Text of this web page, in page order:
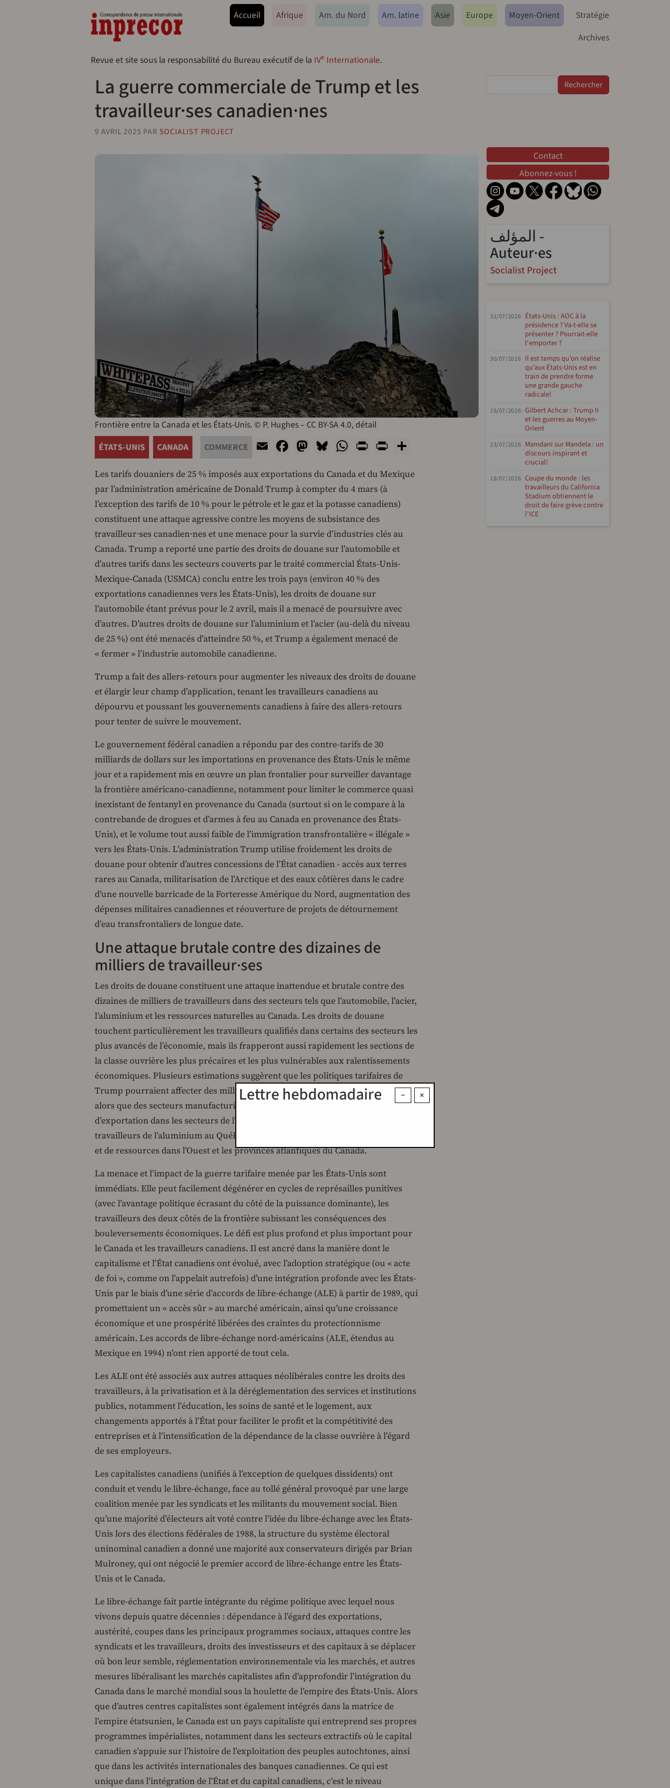
Navegação principal
Accueil Afrique Am. du Nord Am. latine Asie Europe Moyen-Orient
Stratégie
Archives
Revue et site sous la responsabilité du Bureau exécutif de la IVe Internationale.
La guerre commerciale de Trump et les
travailleur·ses canadien·nes
9 AVRIL 2025 PAR SOCIALIST PROJECT
Frontière entre la Canada et les États-Unis. © P. Hughes – CC BY-SA 4.0, détail
ÉTATS-UNIS
CANADA COMMERCE EmailFacebook
Mastodon
Bluesky
WhatsApp
PrintPrintFriendly
Les tarifs douaniers de 25 % imposés aux exportations du Canada et du Mexique
par l’administration américaine de Donald Trump à compter du 4 mars (à
l’exception des tarifs de 10 % pour le pétrole et le gaz et la potasse canadiens)
constituent une attaque agressive contre les moyens de subsistance des
travailleur·ses canadien·nes et une menace pour la survie d’industries clés au
Canada. Trump a reporté une partie des droits de douane sur l’automobile et
d’autres tarifs dans les secteurs couverts par le traité commercial États-Unis-
Mexique-Canada (USMCA) conclu entre les trois pays (environ 40 % des
exportations canadiennes vers les États-Unis), les droits de douane sur
l’automobile étant prévus pour le 2 avril, mais il a menacé de poursuivre avec
d’autres. D’autres droits de douane sur l’aluminium et l’acier (au-delà du niveau
de 25 %) ont été menacés d’atteindre 50 %, et Trump a également menacé de
« fermer » l’industrie automobile canadienne.
Trump a fait des allers-retours pour augmenter les niveaux des droits de douane
et élargir leur champ d’application, tenant les travailleurs canadiens au
dépourvu et poussant les gouvernements canadiens à faire des allers-retours
pour tenter de suivre le mouvement.
Le gouvernement fédéral canadien a répondu par des contre-tarifs de 30
milliards de dollars sur les importations en provenance des États-Unis le même
jour et a rapidement mis en œuvre un plan frontalier pour surveiller davantage
la frontière américano-canadienne, notamment pour limiter le commerce quasi
inexistant de fentanyl en provenance du Canada (surtout si on le compare à la
contrebande de drogues et d’armes à feu au Canada en provenance des États-
Unis), et le volume tout aussi faible de l’immigration transfrontalière « illégale »
vers les États-Unis. L’administration Trump utilise froidement les droits de
douane pour obtenir d’autres concessions de l’État canadien - accès aux terres
rares au Canada, militarisation de l’Arctique et des eaux côtières dans le cadre
d’une nouvelle barricade de la Forteresse Amérique du Nord, augmentation des
dépenses militaires canadiennes et réouverture de projets de détournement
d’eau transfrontaliers de longue date.
Une attaque brutale contre des dizaines de
milliers de travailleur·ses
Les droits de douane constituent une attaque inattendue et brutale contre des
dizaines de milliers de travailleurs dans des secteurs tels que l’automobile, l’acier,
l’aluminium et les ressources naturelles au Canada. Les droits de douane
touchent particulièrement les travailleurs qualifiés dans certains des secteurs les
plus avancés de l’économie, mais ils frapperont aussi rapidement les sections de
la classe ouvrière les plus précaires et les plus vulnérables aux ralentissements
économiques. Plusieurs estimations suggèrent que les politiques tarifaires de
Trump pourraient affecter des millions de travailleurs et leurs communautés,
alors que des secteurs manufacturiers clés sont menacés de perdre des marchés
d’exportation dans les secteurs de l’automobile et de l’acier en Ontario, les
travailleurs de l’aluminium au Québec, et les exportations de produits agricoles
et de ressources dans l’Ouest et les provinces atlantiques du Canada.
La menace et l’impact de la guerre tarifaire menée par les États-Unis sont
immédiats. Elle peut facilement dégénérer en cycles de représailles punitives
(avec l’avantage politique écrasant du côté de la puissance dominante), les
travailleurs des deux côtés de la frontière subissant les conséquences des
bouleversements économiques. Le défi est plus profond et plus important pour
le Canada et les travailleurs canadiens. Il est ancré dans la manière dont le
capitalisme et l’État canadiens ont évolué, avec l’adoption stratégique (ou « acte
de foi », comme on l’appelait autrefois) d’une intégration profonde avec les États-
Unis par le biais d’une série d’accords de libre-échange (ALE) à partir de 1989, qui
promettaient un « accès sûr » au marché américain, ainsi qu’une croissance
économique et une prospérité libérées des craintes du protectionnisme
américain. Les accords de libre-échange nord-américains (ALE, étendus au
Mexique en 1994) n’ont rien apporté de tout cela.
Les ALE ont été associés aux autres attaques néolibérales contre les droits des
travailleurs, à la privatisation et à la déréglementation des services et institutions
publics, notamment l’éducation, les soins de santé et le logement, aux
changements apportés à l’État pour faciliter le profit et la compétitivité des
entreprises et à l’intensification de la dépendance de la classe ouvrière à l’égard
de ses employeurs.
Les capitalistes canadiens (unifiés à l’exception de quelques dissidents) ont
conduit et vendu le libre-échange, face au tollé général provoqué par une large
coalition menée par les syndicats et les militants du mouvement social. Bien
qu’une majorité d’électeurs ait voté contre l’idée du libre-échange avec les États-
Unis lors des élections fédérales de 1988, la structure du système électoral
uninominal canadien a donné une majorité aux conservateurs dirigés par Brian
Mulroney, qui ont négocié le premier accord de libre-échange entre les États-
Unis et le Canada.
Le libre-échange fait partie intégrante du régime politique avec lequel nous
vivons depuis quatre décennies : dépendance à l’égard des exportations,
austérité, coupes dans les principaux programmes sociaux, attaques contre les
syndicats et les travailleurs, droits des investisseurs et des capitaux à se déplacer
où bon leur semble, réglementation environnementale via les marchés, et autres
mesures libéralisant les marchés capitalistes afin d’approfondir l’intégration du
Canada dans le marché mondial sous la houlette de l’empire des États-Unis. Alors
que d’autres centres capitalistes sont également intégrés dans la matrice de
l’empire étatsunien, le Canada est un pays capitaliste qui entreprend ses propres
programmes impérialistes, notamment dans les secteurs extractifs où le capital
canadien s’appuie sur l’histoire de l’exploitation des peuples autochtones, ainsi
que dans les activités internationales des banques canadiennes. Ce qui est
unique dans l’intégration de l’État et du capital canadiens, c’est le niveau
×
−
Lettre hebdomadaire
Contact
Abonnez-vous !
المؤلف -
Auteur·es
Socialist Project
31/07/2026 États-Unis : AOC à la
présidence ? Va-t-elle se
présenter ? Pourrait-elle
l'emporter ?
30/07/2026 Il est temps qu’on réalise
qu’aux États-Unis est en
train de prendre forme
une grande gauche
radicale!
28/07/2026 Gilbert Achcar : Trump II
et les guerres au Moyen-
Orient
23/07/2026 Mamdani sur Mandela : un
discours inspirant et
crucial!
18/07/2026 Coupe du monde : les
travailleurs du California
Stadium obtiennent le
droit de faire grève contre
l’ICE